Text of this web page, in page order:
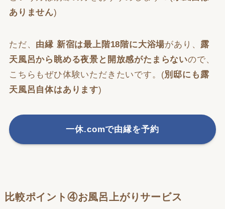
ありません)
ただ、 由縁 新宿は最上階18階に大浴場があり、 露
天風呂から眺める夜景と開放感がたまらないので、
こちらもぜひ体験いただきたいです。(別邸にも露
天風呂自体はあります)
一休.comで由縁を予約
比較ポイント④お風呂上がりサービス